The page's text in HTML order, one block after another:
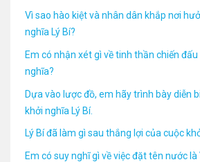
Vì sao hào kiệt và nhân dân khắp nơi
nghĩa Lý Bí?
Em có nhận xét gì về tinh thần chiến
nghĩa?
Dựa vào lược đồ, em hãy trình bày diễn
khởi nghĩa Lý Bí.
Lý Bí đã làm gì sau thắng lợi của cuộc
Em có suy nghĩ gì về việc đặt tên nước là